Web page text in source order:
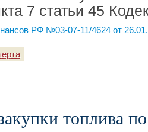
7 статьи 45
РФ №03-07-11/4624 от
топлива